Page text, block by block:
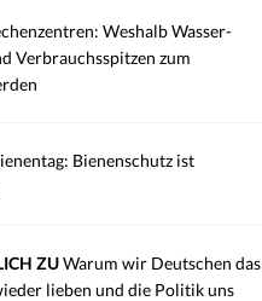
Weshalb Wasser-
Verbrauchsspitzen zum
Bienenschutz ist
ZUWarum wir Deutschen das
lieben und die Politik uns